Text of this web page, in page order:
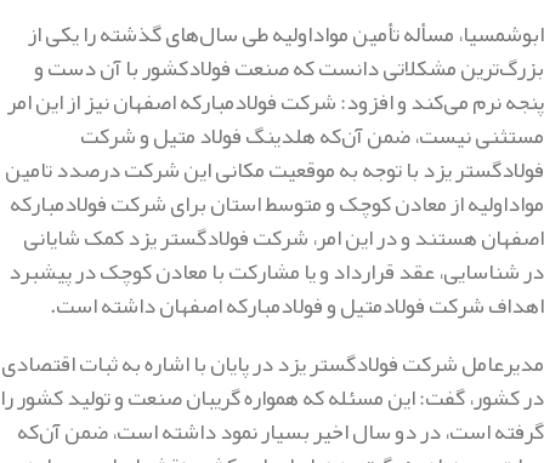
ابوشمسیا، مسأله تأمین مواداولیه طی سال‌های گذشته را یکی از
بزرگ‌ترین مشکلاتی دانست که صنعت فولادکشور با آن دست و
پنجه نرم می‌کند و افزود: شرکت فولادمبارکه اصفهان نیز از این امر
مستثنی نیست، ضمن آن‌که هلدینگ فولاد متیل و شرکت
فولادگستر یزد با توجه به موقعیت مکانی این شرکت درصدد تامین
مواداولیه از معادن کوچک و متوسط استان برای شرکت فولادمبارکه
اصفهان هستند و در این امر، شرکت فولادگستر یزد کمک شایانی
در شناسایی، عقد قرارداد و یا مشارکت با معادن کوچک در پیشبرد
اهداف شرکت فولادمتیل و فولادمبارکه اصفهان داشته است.
مدیرعامل شرکت فولادگستر یزد در پایان با اشاره به ثبات اقتصادی
در کشور، گفت: این مسئله که همواره گریبان صنعت و تولید کشور را
گرفته است، در دو سال اخیر بسیار نمود داشته است، ضمن آن‌که